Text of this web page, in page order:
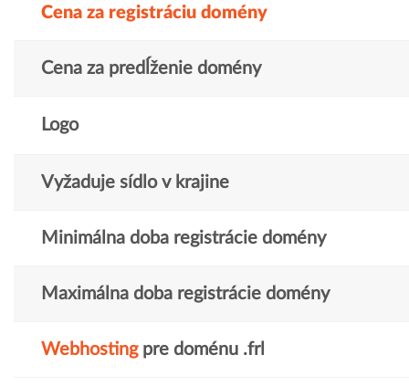
Cena za registráciu domény
Cena za predĺženie domény
Logo
Vyžaduje sídlo v krajine
Minimálna doba registrácie domény
Maximálna doba registrácie domény
Webhostingpre doménu .frl